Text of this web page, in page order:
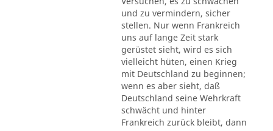
und zu vermindern, sicher
stellen. Nur wenn Frankreich
uns auf lange Zeit stark
gerüstet sieht, wird es sich
vielleicht hüten, einen Krieg
mit Deutschland zu beginnen;
wenn es aber sieht, daß
Deutschland seine Wehrkraft
schwächt und hinter
Frankreich zurück bleibt, dann